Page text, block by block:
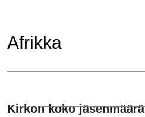
Afrikka
Kirkon koko jäsenmäärä